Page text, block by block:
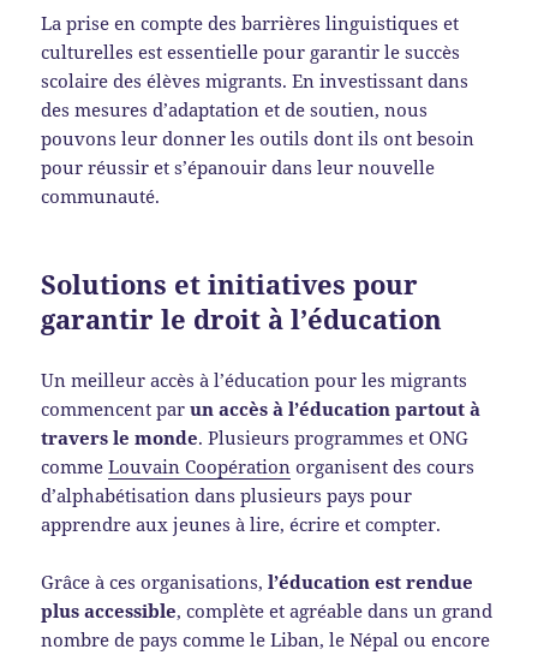
La prise en compte des barrières linguistiques et
culturelles est essentielle pour garantir le succès
scolaire des élèves migrants. En investissant dans
des mesures d’adaptation et de soutien, nous
pouvons leur donner les outils dont ils ont besoin
pour réussir et s’épanouir dans leur nouvelle
communauté.
Solutions et initiatives pour
garantir le droit à l’éducation
Un meilleur accès à l’éducation pour les migrants
commencent parun accès à l’éducation partout à
travers le monde. Plusieurs programmes et ONG
commeLouvain Coopération organisent des cours
d’alphabétisation dans plusieurs pays pour
apprendre aux jeunes à lire, écrire et compter.
Grâce à ces organisations,l’éducation est rendue
plus accessible, complète et agréable dans un grand
nombre de pays comme le Liban, le Népal ou encore